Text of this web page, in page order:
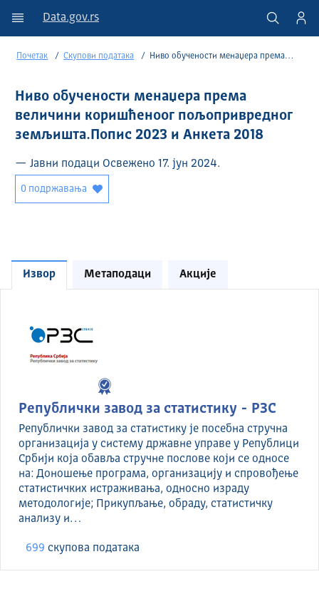
Data.gov.rs
Почетак Скупови података Ниво обучености менаџера према величини коришћеноог пољопривредног земљишта.Попис 2023 и Анкета 2018
Ниво обучености менаџера према
величини коришћеноог пољопривредног
земљишта.Попис 2023 и Анкета 2018
— Јавни подаци Освежено 17. јун 2024.
0 подржавања
Извор Метаподаци Акције
Републички завод за статистику - РЗС
Републички завод за статистику је посебна стручна
организација у систему државне управе у Републици
Србији која обавља стручне послове који се односе
на: Доношење програма, организацију и спровођење
статистичких истраживања, односно израду
методологије; Прикупљање, обраду, статистичку
анализу и…
699 скуповa података